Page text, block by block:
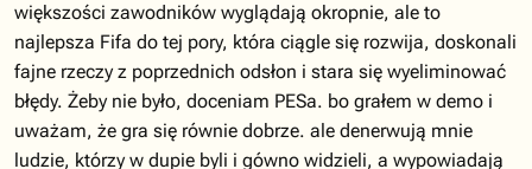
większości zawodników wyglądają okropnie, ale to
najlepsza Fifa do tej pory, która ciągle się rozwija, doskonali
fajne rzeczy z poprzednich odsłon i stara się wyeliminować
błędy. Żeby nie było, doceniam PESa. bo grałem w demo i
uważam, że gra się równie dobrze. ale denerwują mnie
ludzie, którzy w dupie byli i gówno widzieli, a wypowiadają